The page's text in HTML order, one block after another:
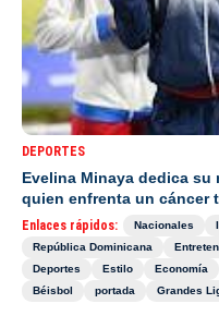
DEPORTES
Evelina Minaya dedica su
quien enfrenta un cáncer
Enlaces rápidos: Nacionales
República Dominicana
Deportes
Estilo Economía
Béisbol
portada Grandes